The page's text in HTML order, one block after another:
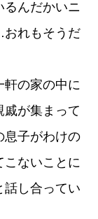
んだかいニ
れもそうだ
の家の中に
が集まって
息子がわけの
ないことに
し合ってい